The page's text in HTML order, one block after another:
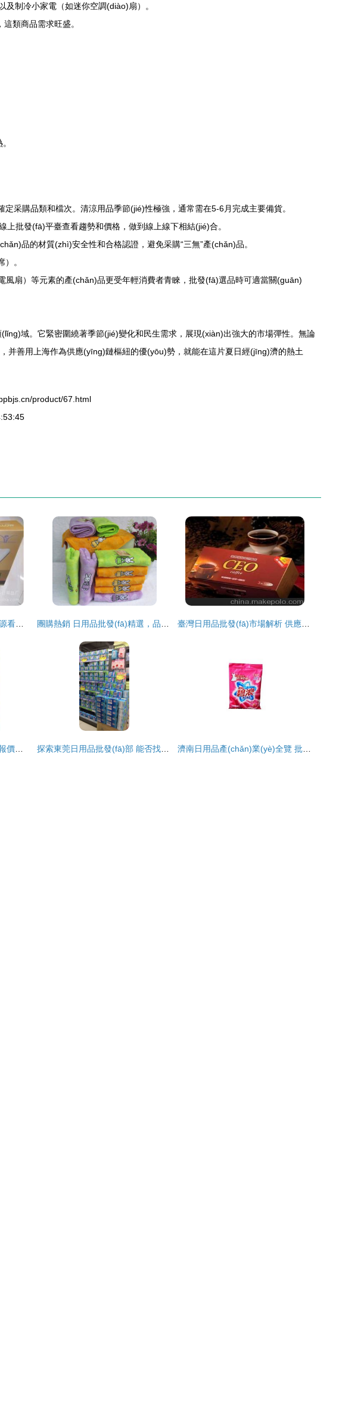
制冷小家電（如迷你空調(diào)扇）。
類商品需求旺盛。
采購品類和檔次。清涼用品季節(jié)性極強，通常需在5-6月完成主要備貨。
批發(fā)平臺查看趨勢和價格，做到線上線下相結(jié)合。
品的材質(zhì)安全性和合格認證，避免采購“三無”產(chǎn)品。
。
扇）等元素的產(chǎn)品更受年輕消費者青睞，批發(fā)選品時可適當關(guān)
域。它緊密圍繞著季節(jié)變化和民生需求，展現(xiàn)出強大的市場彈性。無論
善用上海作為供應(yīng)鏈樞紐的優(yōu)勢，就能在這片夏日經(jīng)濟的熱土
product/67.html